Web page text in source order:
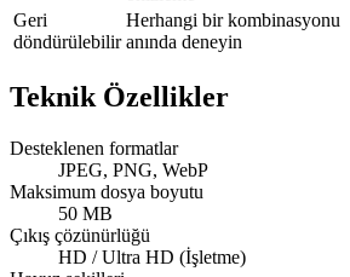
Geri
döndürülebilir
Herhangi bir kombinasyonu
anında deneyin
Teknik Özellikler
Desteklenen formatlar
JPEG, PNG, WebP
Maksimum dosya boyutu
50 MB
Çıkış çözünürlüğü
HD / Ultra HD (İşletme)